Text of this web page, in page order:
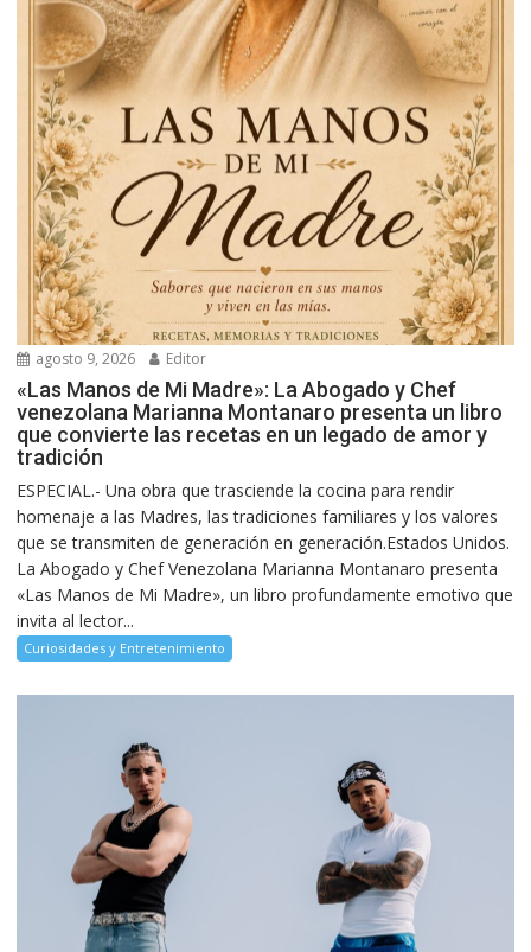
agosto 9, 2026 Editor
«Las Manos de Mi Madre»: La Abogado y Chef
venezolana Marianna Montanaro presenta un libro
que convierte las recetas en un legado de amor y
tradición
ESPECIAL.- Una obra que trasciende la cocina para rendir
homenaje a las Madres, las tradiciones familiares y los valores
que se transmiten de generación en generación.Estados Unidos.
La Abogado y Chef Venezolana Marianna Montanaro presenta
«Las Manos de Mi Madre», un libro profundamente emotivo que
invita al lector...
Curiosidades y Entretenimiento